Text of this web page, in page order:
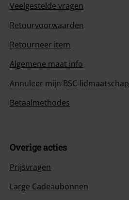
Veelgestelde vragen
Retourvoorwaarden
Retourneer item
Algemene maat info
Annuleer mijn BSC-lidmaatschap
Betaalmethodes
Overige acties
Prijsvragen
Large Cadeaubonnen